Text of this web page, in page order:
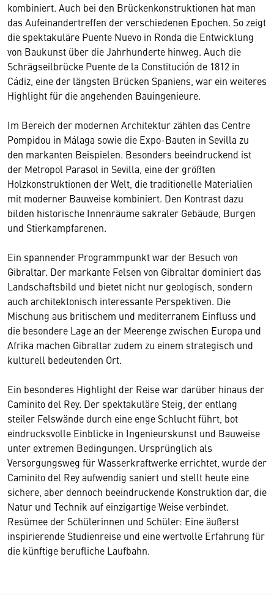
kombiniert. Auch bei den Brückenkonstruktionen hat man
das Aufeinandertreffen der verschiedenen Epochen. So zeigt
die spektakuläre Puente Nuevo in Ronda die Entwicklung
von Baukunst über die Jahrhunderte hinweg. Auch die
Schrägseilbrücke Puente de la Constitución de 1812 in
Cádiz, eine der längsten Brücken Spaniens, war ein weiteres
Highlight für die angehenden Bauingenieure.
Im Bereich der modernen Architektur zählen das Centre
Pompidou in Málaga sowie die Expo-Bauten in Sevilla zu
den markanten Beispielen. Besonders beeindruckend ist
der Metropol Parasol in Sevilla, eine der größten
Holzkonstruktionen der Welt, die traditionelle Materialien
mit moderner Bauweise kombiniert. Den Kontrast dazu
bilden historische Innenräume sakraler Gebäude, Burgen
und Stierkampfarenen.
Ein spannender Programmpunkt war der Besuch von
Gibraltar. Der markante Felsen von Gibraltar dominiert das
Landschaftsbild und bietet nicht nur geologisch, sondern
auch architektonisch interessante Perspektiven. Die
Mischung aus britischem und mediterranem Einfluss und
die besondere Lage an der Meerenge zwischen Europa und
Afrika machen Gibraltar zudem zu einem strategisch und
kulturell bedeutenden Ort.
Ein besonderes Highlight der Reise war darüber hinaus der
Caminito del Rey. Der spektakuläre Steig, der entlang
steiler Felswände durch eine enge Schlucht führt, bot
eindrucksvolle Einblicke in Ingenieurskunst und Bauweise
unter extremen Bedingungen. Ursprünglich als
Versorgungsweg für Wasserkraftwerke errichtet, wurde der
Caminito del Rey aufwendig saniert und stellt heute eine
sichere, aber dennoch beeindruckende Konstruktion dar, die
Natur und Technik auf einzigartige Weise verbindet.
Resümee der Schülerinnen und Schüler: Eine äußerst
inspirierende Studienreise und eine wertvolle Erfahrung für
die künftige berufliche Laufbahn.